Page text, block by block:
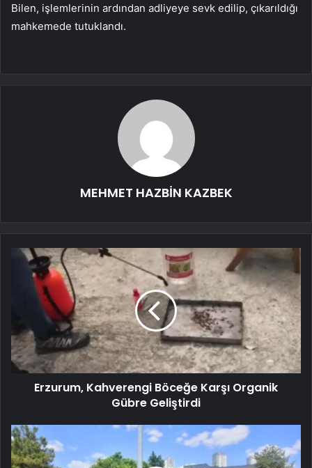
Bilen, işlemlerinin ardından adliyeye sevk edilip, çıkarıldığı
mahkemede tutuklandı.
MEHMET HAZBİN KAZBEK
Erzurum, Kahverengi Böceğe Karşı Organik
Gübre Geliştirdi